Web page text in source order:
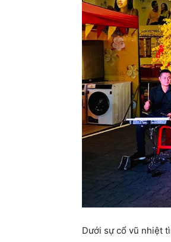
Dưới sự cổ vũ nhiệt